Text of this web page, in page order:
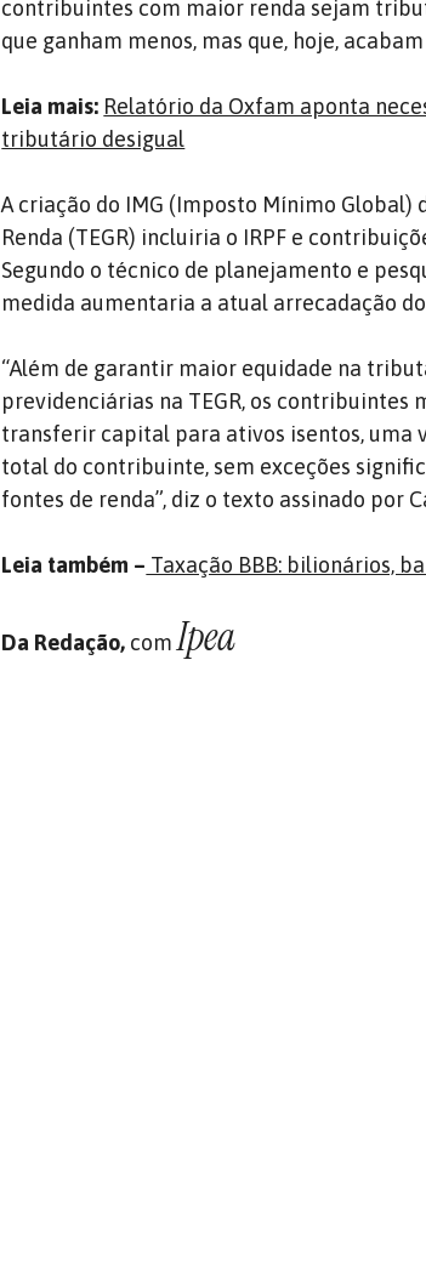
contribuintes com maior renda sejam
que ganham menos, mas que, hoje,
Leia mais: Relatório da Oxfam aponta
tributário desigual
A criação do IMG (Imposto Mínimo
Renda (TEGR) incluiria o IRPF e
Segundo o técnico de planejamento e
medida aumentaria a atual arrecadação do
“Além de garantir maior equidade na
previdenciárias na TEGR, os contribuintes
transferir capital para ativos isentos, uma
total do contribuinte, sem exceções
fontes de renda”, diz o texto assinado por
Leia também – Taxação BBB: bilionários,
Da Redação, comIpea